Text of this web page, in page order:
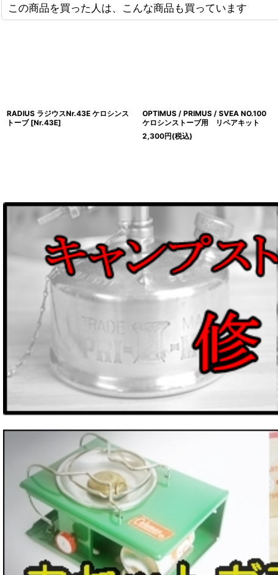
この商品を買った人は、こんな商品も買っています
RADIUS ラジウスNr.43E ケロシンス
トーブ [Nr.43E]
OPTIMUS / PRIMUS / SVEA NO.100
ケロシンストーブ用 リペアキット
2,300円(税込)